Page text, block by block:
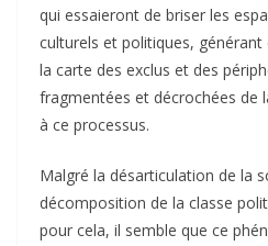
qui essaieront de briser les
culturels et politiques,
la carte des exclus et des
fragmentées et décrochées de
à ce processus.
Malgré la désarticulation de la
décomposition de la classe
pour cela, il semble que ce